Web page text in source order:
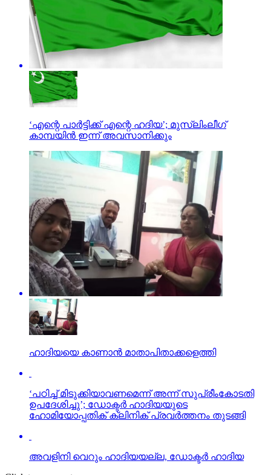
‘എന്റെ പാര്‍ട്ടിക്ക് എന്റെ ഹദിയ’; മുസ്‌ലിംലീഗ്
കാമ്പയിന്‍ ഇന്ന് അവസാനിക്കും
ഹാദിയയെ കാണാന്‍ മാതാപിതാക്കളെത്തി
‘പഠിച്ച് മിടുക്കിയാവണമെന്ന് അന്ന് സുപ്രീംകോടതി
ഉപദേശിച്ചു’; ഡോക്ടര്‍ ഹാദിയയുടെ
ഹോമിയോപ്പതിക് ക്ലിനിക് പ്രവര്‍ത്തനം തുടങ്ങി
അവളിനി വെറും ഹാദിയയല്ല, ഡോക്ടര്‍ ഹാദിയ